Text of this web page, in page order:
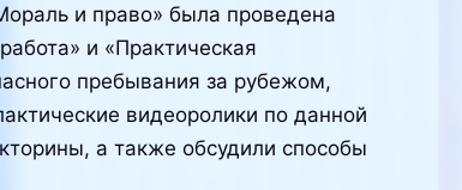
и право» была проведена
и «Практическая
пребывания за рубежом,
видеоролики по данной
а также обсудили способы